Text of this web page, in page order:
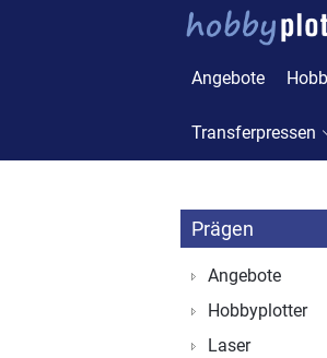
Angebote
Transferpressen
Prägen
Angebote
Hobbyplotter
Laser